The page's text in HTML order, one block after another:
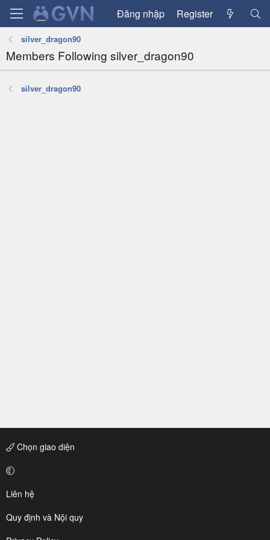
Đăng nhập Register
silver_dragon90
Members Following silver_dragon90
silver_dragon90
Chọn giao diện
Liên hệ
Quy định và Nội quy